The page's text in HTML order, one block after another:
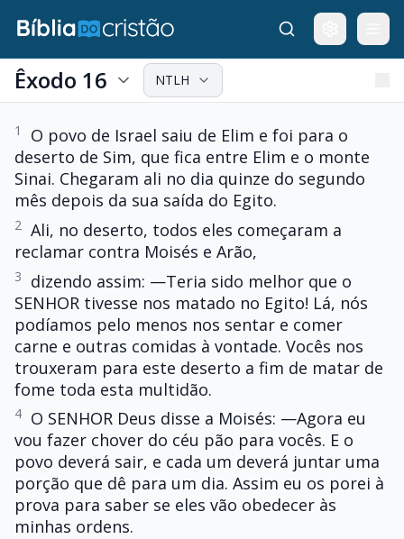
Êxodo 16 NTLH
1
O povo de Israel saiu de Elim e foi para o
deserto de Sim, que fica entre Elim e o monte
Sinai. Chegaram ali no dia quinze do segundo
mês depois da sua saída do Egito.
2 Ali, no deserto, todos eles começaram a
reclamar contra Moisés e Arão,
3
dizendo assim: —Teria sido melhor que o
SENHOR tivesse nos matado no Egito! Lá, nós
podíamos pelo menos nos sentar e comer
carne e outras comidas à vontade. Vocês nos
trouxeram para este deserto a fim de matar de
fome toda esta multidão.
4 O SENHOR Deus disse a Moisés: —Agora eu
vou fazer chover do céu pão para vocês. E o
povo deverá sair, e cada um deverá juntar uma
porção que dê para um dia. Assim eu os porei à
prova para saber se eles vão obedecer às
minhas ordens.